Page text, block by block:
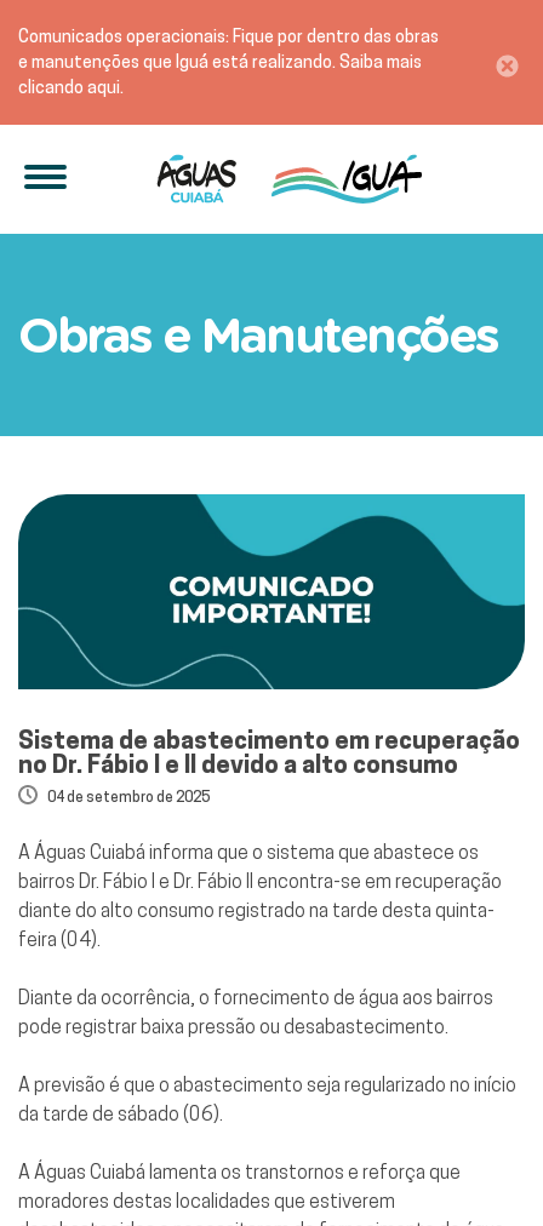
Comunicados operacionais: Fique por dentro das obras
e manutenções que Iguá está realizando. Saiba mais
clicando aqui.
Obras e Manutenções
Sistema de abastecimento em recuperação
no Dr. Fábio I e II devido a alto consumo
04 de setembro de 2025
A Águas Cuiabá informa que o sistema que abastece os
bairros Dr. Fábio I e Dr. Fábio II encontra-se em recuperação
diante do alto consumo registrado na tarde desta quinta-
feira (04).
Diante da ocorrência, o fornecimento de água aos bairros
pode registrar baixa pressão ou desabastecimento.
A previsão é que o abastecimento seja regularizado no início
da tarde de sábado (06).
A Águas Cuiabá lamenta os transtornos e reforça que
moradores destas localidades que estiverem